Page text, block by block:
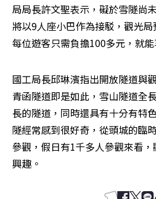
局局長許文聖表示，礙於雪隧尚
將以9人座小巴作為接駁，觀光局
每位遊客只需負擔100多元，就
國工局長邱琳濱指出開放隧道與
青函隧道即是如此，雪山隧道全
長的隧道，同時還具有十分有特
隧經常感到很好奇，從頭城的臨
參觀，假日有1千多人參觀來看
興趣。